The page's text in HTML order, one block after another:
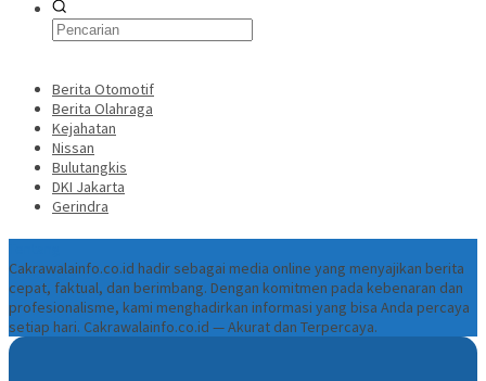
Berita Otomotif
Berita Olahraga
Kejahatan
Nissan
Bulutangkis
DKI Jakarta
Gerindra
Cakrawalainfo.co.id hadir sebagai media online yang menyajikan berita
cepat, faktual, dan berimbang. Dengan komitmen pada kebenaran dan
profesionalisme, kami menghadirkan informasi yang bisa Anda percaya
setiap hari. Cakrawalainfo.co.id — Akurat dan Terpercaya.